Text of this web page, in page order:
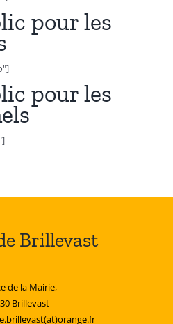
pour les
pour les
Brillevast
de la Mairie,
Brillevast